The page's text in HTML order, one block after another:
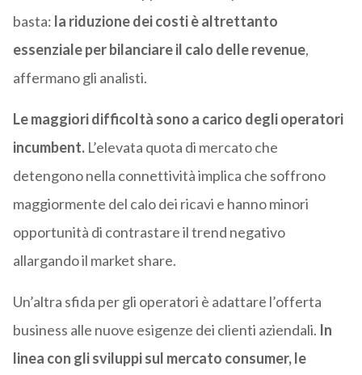
basta: la riduzione dei costi è altrettanto
essenziale per bilanciare il calo delle revenue,
affermano gli analisti.
Le maggiori difficoltà sono a carico degli operatori
incumbent.L’elevata quota di mercato che
detengono nella connettività implica che soffrono
maggiormente del calo dei ricavi e hanno minori
opportunità di contrastare il trend negativo
allargando il market share.
Un’altra sfida per gli operatori è adattare l’offerta
business alle nuove esigenze dei clienti aziendali. In
linea con gli sviluppi sul mercato consumer, le